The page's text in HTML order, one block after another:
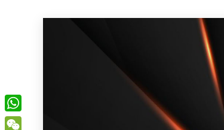
W